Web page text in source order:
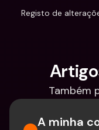
Registo de
Também
A minha